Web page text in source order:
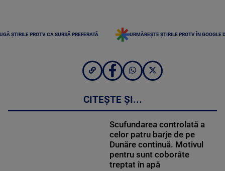
ȘTIRILE PROTV CA SURSĂ PREFERATĂ URMĂREȘTE ȘTIRILE PROTV ÎN GOOGLE
CITEȘTE ȘI...
Scufundarea controlată a
celor patru barje de pe
Dunăre continuă. Motivul
pentru sunt coborâte
treptat în apă